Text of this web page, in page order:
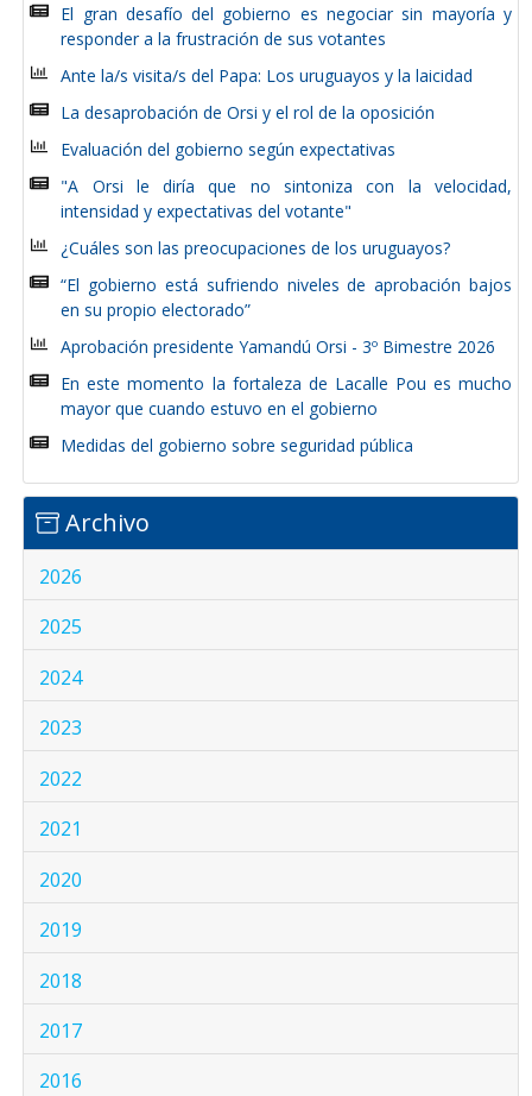
El gran desafío del gobierno es negociar sin mayoría y
responder a la frustración de sus votantes
Ante la/s visita/s del Papa: Los uruguayos y la laicidad
La desaprobación de Orsi y el rol de la oposición
Evaluación del gobierno según expectativas
"A Orsi le diría que no sintoniza con la velocidad,
intensidad y expectativas del votante"
¿Cuáles son las preocupaciones de los uruguayos?
“El gobierno está sufriendo niveles de aprobación bajos
en su propio electorado”
Aprobación presidente Yamandú Orsi - 3º Bimestre 2026
En este momento la fortaleza de Lacalle Pou es mucho
mayor que cuando estuvo en el gobierno
Medidas del gobierno sobre seguridad pública
Archivo
2026
2025
2024
2023
2022
2021
2020
2019
2018
2017
2016